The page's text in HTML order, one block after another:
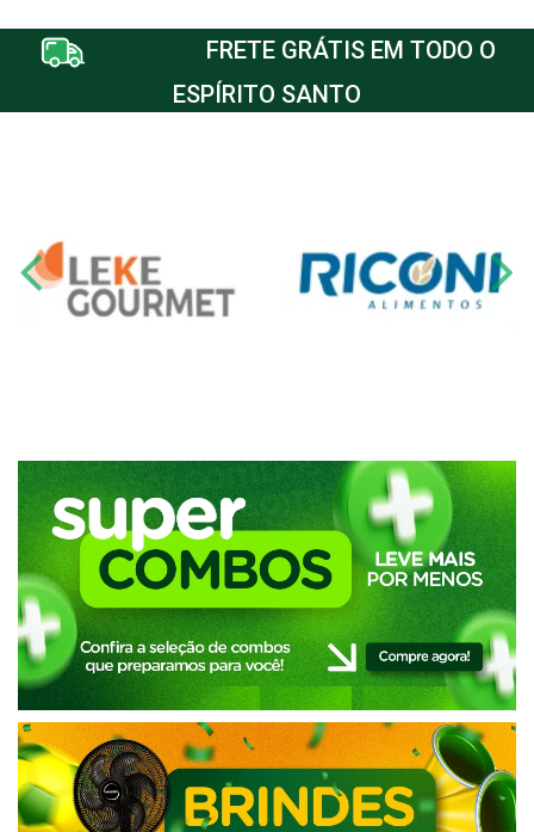
FRETE GRÁTIS EM TODO O
ESPÍRITO SANTO